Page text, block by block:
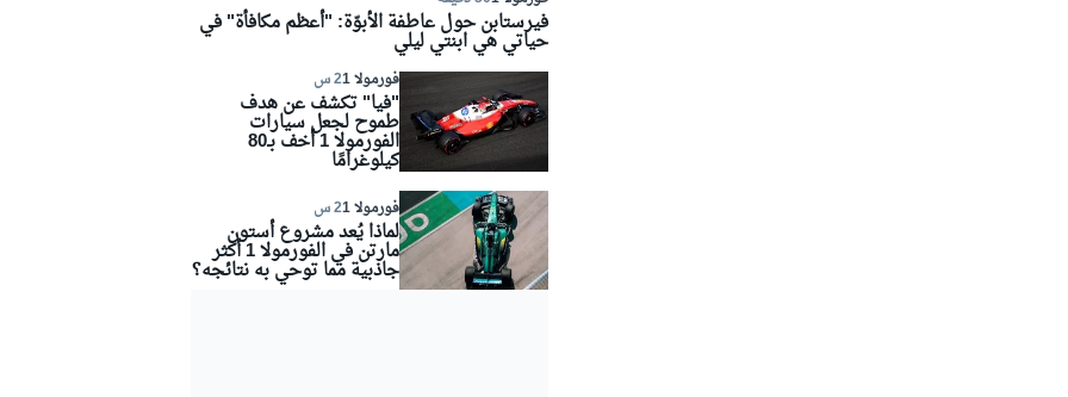
فيرستابن حول عاطفة الأبوّة: "أعظم مكافأة" في
حياتي هي ابنتي ليلي
فورمولا 1 2 س
"فيا" تكشف عن هدف
طموح لجعل سيارات
الفورمولا 1 أخف بـ80
كيلوغرامًا
فورمولا 1 2 س
لماذا يُعد مشروع أستون
مارتن في الفورمولا 1 أكثر
جاذبية مما توحي به نتائجه؟